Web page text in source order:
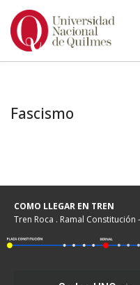
Ir
Fascismo
COMO LLEGAR EN TREN
Tren Roca . Ramal Constitución